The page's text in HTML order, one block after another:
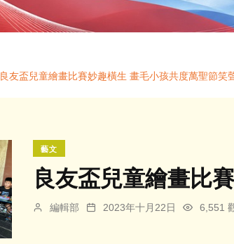
良友盃兒童繪畫比賽妙趣橫生 畫毛小孩共度萬聖節笑
藝文
良友盃兒童繪畫比
編輯部 2023年十月22日 6,551